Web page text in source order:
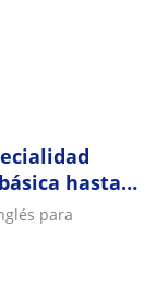
hasta
para